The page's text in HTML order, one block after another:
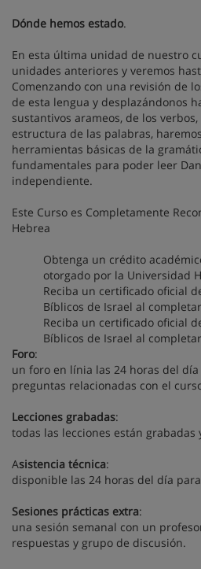
Dónde hemos estado.
En esta última unidad de nuestro
unidades anteriores y veremos
Comenzando con una revisión de
de esta lengua y desplazándonos
sustantivos arameos, de los
estructura de las palabras,
herramientas básicas de la
fundamentales para poder leer
independiente.
Este Curso es Completamente
Hebrea
Obtenga un crédito
otorgado por la Universidad
Reciba un certificado oficial
Bíblicos de Israel al
Reciba un certificado oficial
Bíblicos de Israel al
Foro:
un foro en línia las 24 horas del
preguntas relacionadas con el
Lecciones grabadas:
todas las lecciones están
Asistencia técnica:
disponible las 24 horas del día
Sesiones prácticas extra:
una sesión semanal con un
respuestas y grupo de discusión.